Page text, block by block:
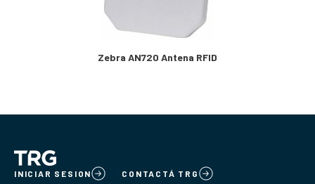
Zebra AN720 Antena RFID
INICIAR SESION CONTACTÁ TRG